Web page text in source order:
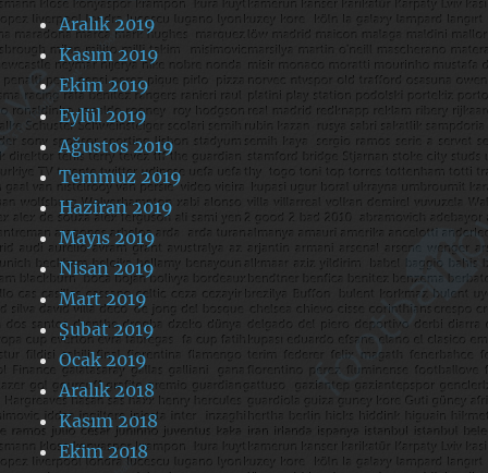
Aralık 2019
Kasım 2019
Ekim 2019
Eylül 2019
Ağustos 2019
Temmuz 2019
Haziran 2019
Mayıs 2019
Nisan 2019
Mart 2019
Şubat 2019
Ocak 2019
Aralık 2018
Kasım 2018
Ekim 2018